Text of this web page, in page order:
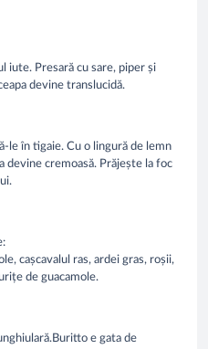
iute. Presară cu sare, piper și
devine translucidă.
le în tigaie. Cu o lingură de lemn
devine cremoasă. Prăjește la foc
cașcavalul ras, ardei gras, roșii,
de guacamole.
e gata de